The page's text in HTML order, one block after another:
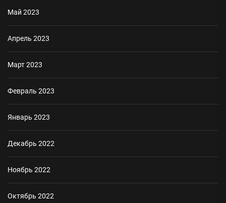
Май 2023
Апрель 2023
Март 2023
Февраль 2023
Январь 2023
Декабрь 2022
Ноябрь 2022
Октябрь 2022